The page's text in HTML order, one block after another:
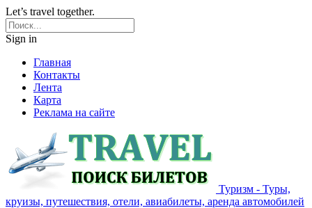
Let’s travel together.
Sign in
Главная
Контакты
Лента
Карта
Реклама на сайте
Туризм - Туры,
круизы, путешествия, отели, авиабилеты, аренда автомобилей